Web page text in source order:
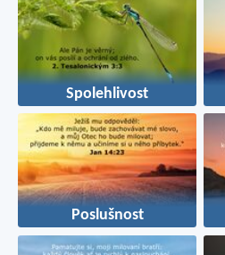
Spolehlivost
Poslušnost